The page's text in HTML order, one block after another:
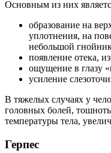
Основным из них
образование на
уплотнения, на
небольшой
появление отека,
ощущение в глазу
усиление
В тяжелых случаях у
головных болей,
температуры тела,
Герпес